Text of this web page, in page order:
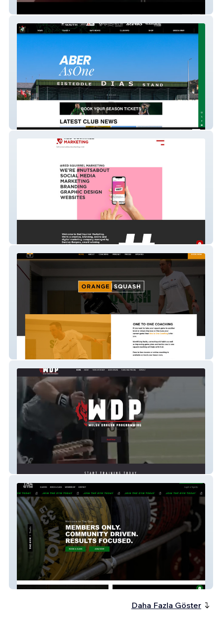
Aberystwyth Town FC
redsquirrelmarketing
Orange Squash
Welsh Dragon Program
Thegym
Daha Fazla Göster